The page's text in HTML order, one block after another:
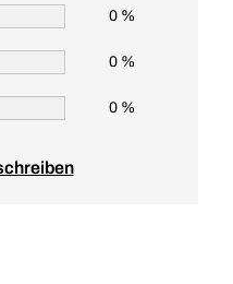
0 %
0 %
0 %